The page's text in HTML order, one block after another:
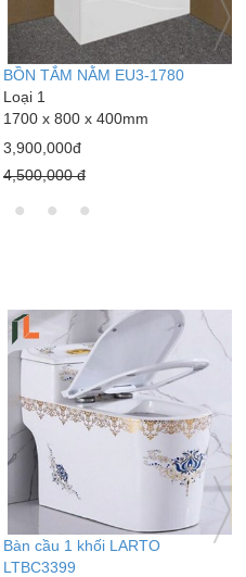
BỒN TẮM NẰM EU2-1780
Loại 1
1700 x 800 x 400mm
3,950,000đ
4,500,000 đ
Bàn cầu 1 khối LARTO
LTBC3389